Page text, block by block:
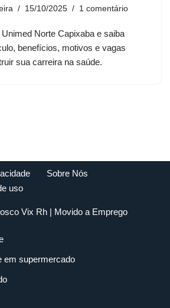
15/10/2025 1 comentário
Norte Capixaba e saiba
benefícios, motivos e vagas
sua carreira na saúde.
Sobre Nós
uso
Vix Rh| Movido a Emprego
em supermercado